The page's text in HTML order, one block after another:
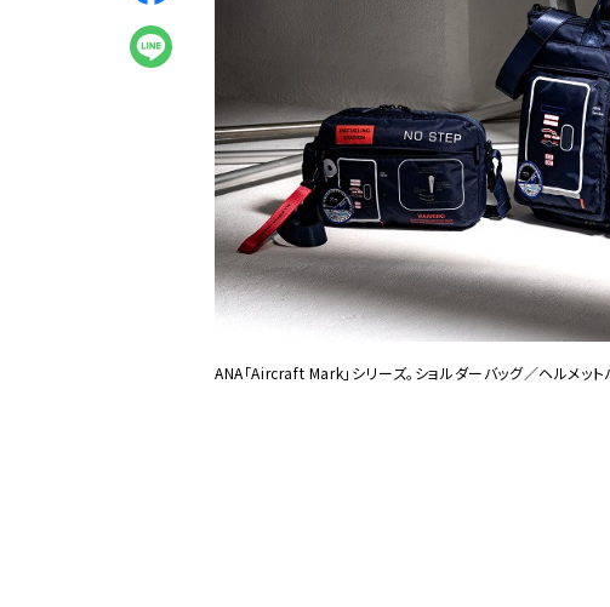
ANA「Aircraft Mark」シリーズ。ショルダーバッグ／ヘルメット